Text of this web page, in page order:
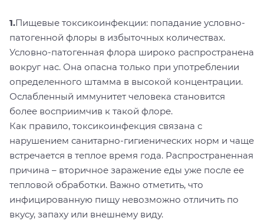
1.Пищевые токсикоинфекции: попадание условно-
патогенной флоры в избыточных количествах.
Условно-патогенная флора широко распространена
вокруг нас. Она опасна только при употреблении
определенного штамма в высокой концентрации.
Ослабленный иммунитет человека становится
более восприимчив к такой флоре.
Как правило, токсикоинфекция связана с
нарушением санитарно-гигиенических норм и чаще
встречается в теплое время года. Распространенная
причина – вторичное заражение еды уже после ее
тепловой обработки. Важно отметить, что
инфицированную пищу невозможно отличить по
вкусу, запаху или внешнему виду.